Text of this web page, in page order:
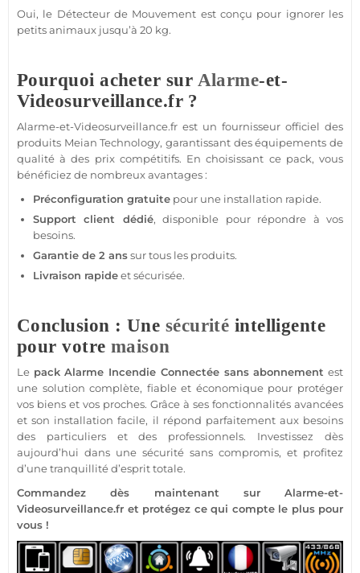
Oui, le Détecteur de Mouvement est conçu pour ignorer les
petits animaux jusqu’à 20 kg.
Pourquoi acheter sur Alarme-et-
Videosurveillance.fr ?
Alarme-et-Videosurveillance.fr est un fournisseur officiel des
produits Meian Technology, garantissant des équipements de
qualité à des prix compétitifs. En choisissant ce pack, vous
bénéficiez de nombreux avantages :
Préconfiguration gratuite pour une installation rapide.
Support client dédié, disponible pour répondre à vos
besoins.
Garantie de 2 anssur tous les produits.
Livraison rapideet sécurisée.
Conclusion : Une sécurité intelligente
pour votre maison
Le pack Alarme Incendie Connectée sans abonnement est
une solution complète, fiableet économique pour protéger
vos biens et vos proches. Grâce à ses fonctionnalités avancées
et son installation facile, il répond parfaitement aux besoins
des particuliers et des professionnels. Investissez dès
aujourd’hui dans une sécurité sans compromis, et profitez
d’une tranquillité d’esprit totale.
Commandez dès maintenant sur Alarme-et-
Videosurveillance.fr et protégez ce qui compte le plus pour
vous !